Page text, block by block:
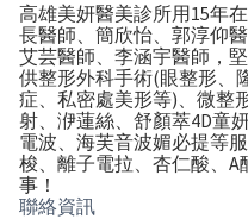
高雄美妍醫美診所用15年
長醫師、簡欣怡、郭淳仰
艾芸醫師、李涵宇醫師，
供整形外科手術(眼整形、
症、私密處美形等)、微整
射、洢蓮絲、舒顏萃4D童
電波、海芙音波媚必提等
梭、離子電拉、杏仁酸、
事！
聯絡資訊